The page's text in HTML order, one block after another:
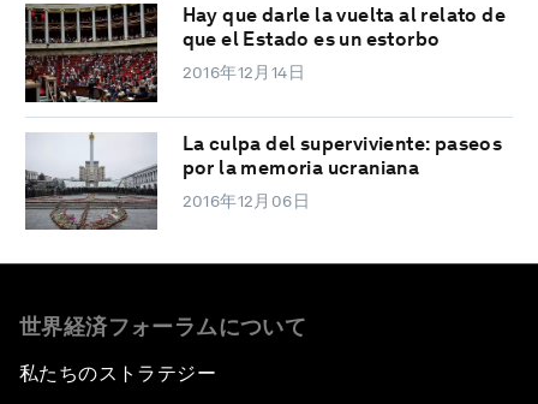
Hay que darle la vuelta al relato de
que el Estado es un estorbo
2016年12月14日
La culpa del superviviente: paseos
por la memoria ucraniana
2016年12月06日
世界経済フォーラムについて
私たちのストラテジー